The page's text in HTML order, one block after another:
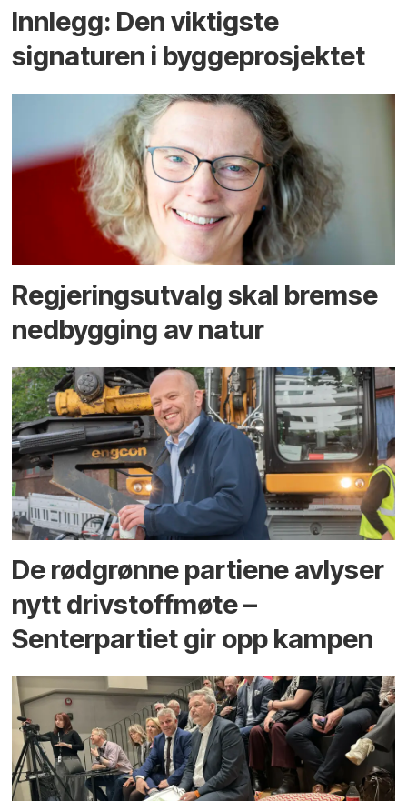
Innlegg: Den viktigste
signaturen i bygge­­prosjektet
Regjerings­utvalg skal bremse
ned­bygging av natur
De rødgrønne partiene avlyser
nytt drivstoffmøte –
Senterpartiet gir opp kampen